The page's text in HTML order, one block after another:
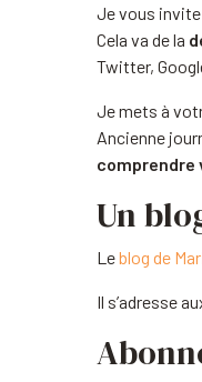
Je vous invite
Cela va de la
Twitter,
Je mets à
Ancienne
comprendre
Un
Leblog de
Il s’adresse